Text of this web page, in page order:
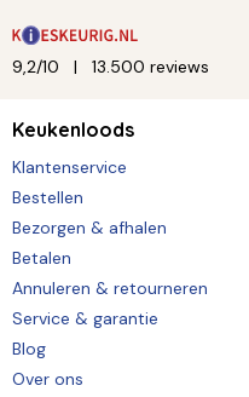
9,2/10 13.500 reviews
Keukenloods
Klantenservice
Bestellen
Bezorgen & afhalen
Betalen
Annuleren & retourneren
Service & garantie
Blog
Over ons